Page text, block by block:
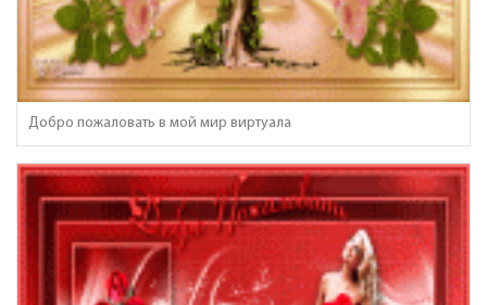
Добро пожаловать в мой мир виртуала